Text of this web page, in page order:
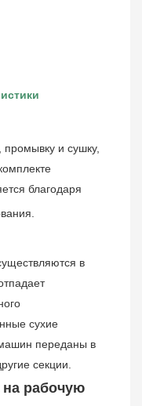
и сушку,
благодаря
в
сухие
переданы в
секции.
на рабочую